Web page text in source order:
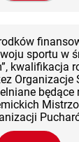
sportu w
kwalifikacja
Organizacje
będące